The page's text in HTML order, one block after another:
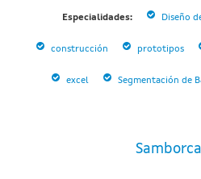
Especialidades: Diseño
construcción prototipos
excel Segmentación de